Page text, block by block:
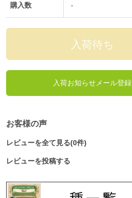
購入数 -
入荷お知らせメール登録
お客様の声
レビューを全て見る(0件)
レビューを投稿する